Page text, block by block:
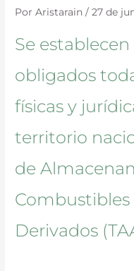
PorAristarain/27 de
Se
obligados
físicas y
territorio
de
Combustibles
Derivados